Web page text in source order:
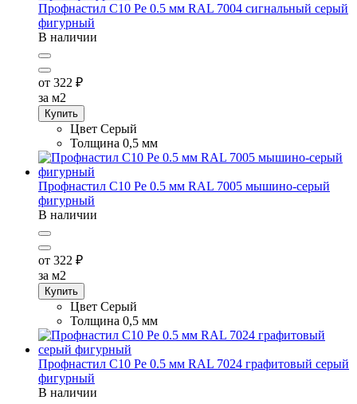
Профнастил С10 Pe 0.5 мм RAL 7004 сигнальный серый
фигурный
В наличии
от 322 ₽
за м2
Купить
Цвет Серый
Толщина 0,5 мм
Профнастил С10 Pe 0.5 мм RAL 7005 мышино-серый
фигурный
В наличии
от 322 ₽
за м2
Купить
Цвет Серый
Толщина 0,5 мм
Профнастил С10 Pe 0.5 мм RAL 7024 графитовый серый
фигурный
В наличии